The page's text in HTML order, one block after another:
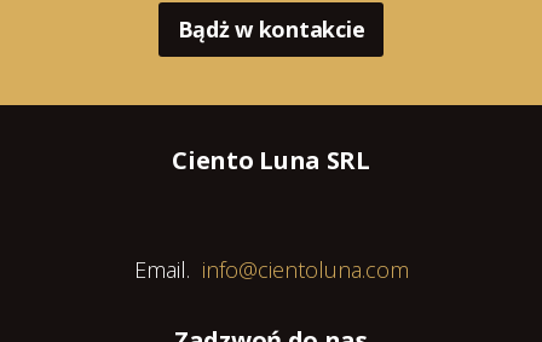
Bądż w kontakcie
Ciento Luna SRL
Email. info@cientoluna.com